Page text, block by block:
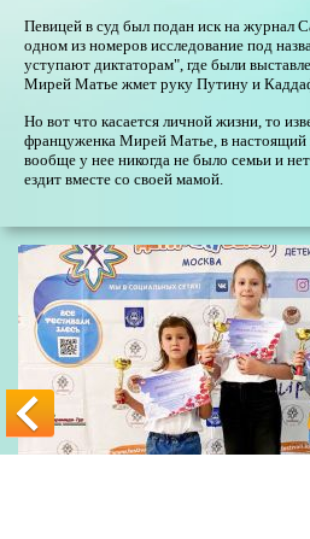
Певицей в суд был подан иск на журнал
одном из номеров исследование под
уступают диктаторам", где были
Мирей Матье жмет руку Путину и
Но вот что касается личной жизни, то
француженка Мирей Матье, в настоящий
вообще у нее никогда не было семьи и
ездит вместе со своей мамой.